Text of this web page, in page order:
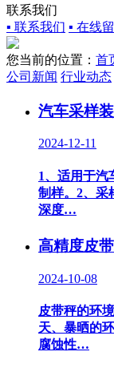
联系我们
▪ 联系我们 ▪ 在线
您当前的位置： 首
公司新闻 行业动态
汽车采样
2024-12-11
1、适用于汽
制样。2、采
深度…
高精度皮
2024-10-08
皮带秤的环
天、暴晒的
腐蚀性…